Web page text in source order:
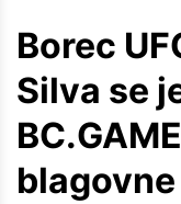
Borec
Silva se